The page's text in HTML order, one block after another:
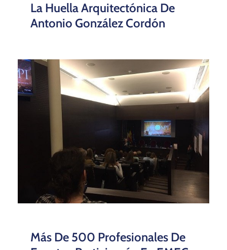
La Huella Arquitectónica De
Antonio González Cordón
Más De 500 Profesionales De